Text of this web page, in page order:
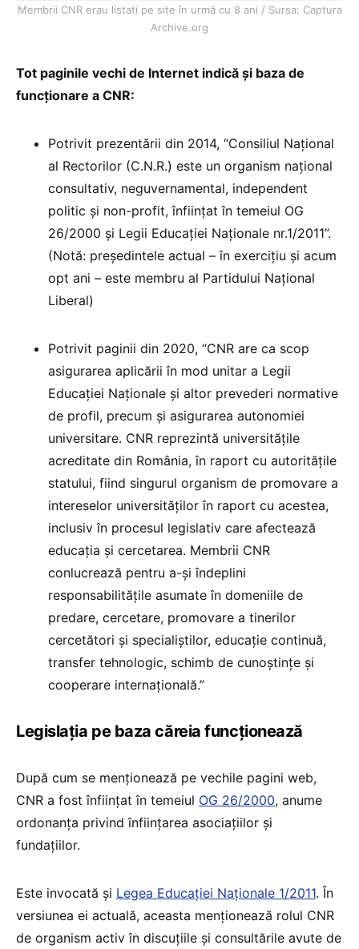
Membrii CNR erau listati pe site în urmă cu 8 ani / Sursa: Captura
Archive.org
Tot paginile vechi de Internet indică și baza de
funcționare a CNR:
Potrivit prezentării din 2014, “Consiliul Național
al Rectorilor (C.N.R.) este un organism național
consultativ, neguvernamental, independent
politic și non-profit, înființat în temeiul OG
26/2000 și Legii Educației Naționale nr.1/2011”.
(Notă: președintele actual – în exercițiu și acum
opt ani – este membru al Partidului Național
Liberal)
Potrivit paginii din 2020, “CNR are ca scop
asigurarea aplicării în mod unitar a Legii
Educaţiei Naţionale şi altor prevederi normative
de profil, precum şi asigurarea autonomiei
universitare. CNR reprezintă universităţile
acreditate din România, în raport cu autorităţile
statului, fiind singurul organism de promovare a
intereselor universităţilor în raport cu acestea,
inclusiv în procesul legislativ care afectează
educaţia şi cercetarea. Membrii CNR
conlucrează pentru a-şi îndeplini
responsabilităţile asumate în domeniile de
predare, cercetare, promovare a tinerilor
cercetători şi specialiştilor, educaţie continuă,
transfer tehnologic, schimb de cunoştinţe şi
cooperare internaţională.”
Legislația pe baza căreia funcționează
După cum se menționează pe vechile pagini web,
CNR a fost înființat în temeiul OG 26/2000, anume
ordonanța privind înființarea asociațiilor și
fundațiilor.
Este invocată și Legea Educației Naționale 1/2011. În
versiunea ei actuală, aceasta menționează rolul CNR
de organism activ în discuțiile și consultările avute de